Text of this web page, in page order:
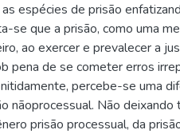
espécies de prisão
se que a prisão, como uma
ao exercer e prevalecer a
pena de se cometer erros
percebe-se uma
nãoprocessual. Não
prisão processual, da